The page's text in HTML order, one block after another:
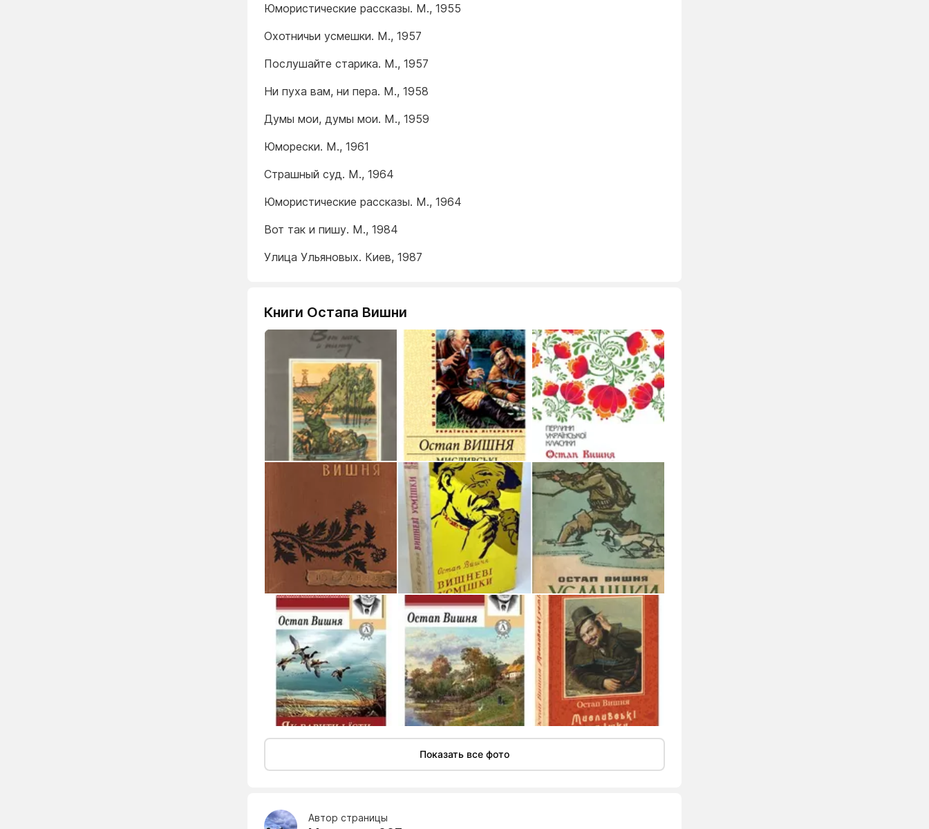
Юмористические рассказы. М., 1955
Охотничьи усмешки. М., 1957
Послушайте старика. М., 1957
Ни пуха вам, ни пера. М., 1958
Думы мои, думы мои. М., 1959
Юморески. М., 1961
Страшный суд. М., 1964
Юмористические рассказы. М., 1964
Вот так и пишу. М., 1984
Улица Ульяновых. Киев, 1987
Книги Остапа Вишни
Показать все фото
Автор страницы